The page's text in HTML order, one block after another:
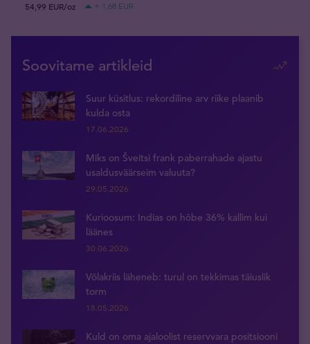
54,99 EUR/oz
+ 1,68 EUR
Soovitame artikleid
Suur küsitlus: rekordiline arv riike plaanib
kulda osta
17.06.2026
Miks on Šveitsi frank paberrahade ajastu
usaldusväärseim valuuta?
29.05.2026
Kurioosum: Indias on hõbe 36% kallim kui
läänes
30.06.2026
Võlakriis läheneb: turul on tekkimas täiuslik
torm
18.05.2026
Kuld on oma ajaloolist reservvara positsiooni